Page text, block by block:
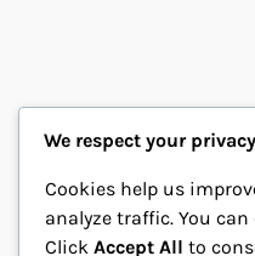
We respect your privacy
Cookies help us
analyze traffic. You
Click Accept All to